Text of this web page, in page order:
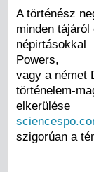
A történész
minden
Powers,
vagy a német
történelem-
szigorúan a